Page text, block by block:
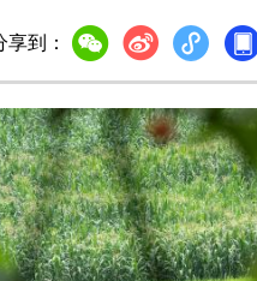
享到：